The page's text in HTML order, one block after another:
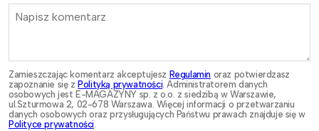
Zamieszczając komentarz akceptujesz Regulamin oraz potwierdzasz
zapoznanie się z Polityką prywatności. Administratorem danych
osobowych jest E-MAGAZYNY sp. z o.o. z siedzibą w Warszawie,
ul.Szturmowa 2, 02-678 Warszawa. Więcej informacji o przetwarzaniu
danych osobowych oraz przysługujących Państwu prawach znajduje się w
Polityce prywatności.